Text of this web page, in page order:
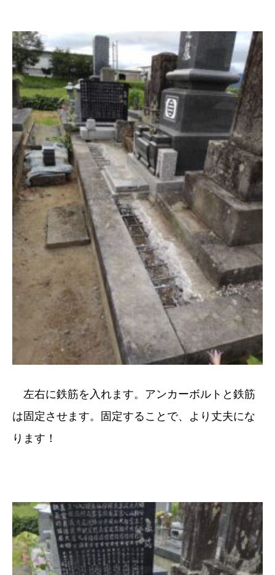
左右に鉄筋を入れます。アンカーボルトと鉄筋
は固定させます。固定することで、より丈夫にな
ります！